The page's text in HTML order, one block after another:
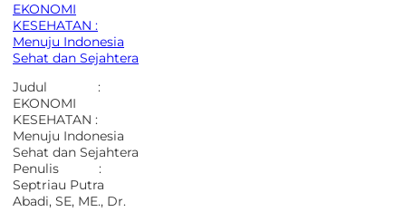
EKONOMI
KESEHATAN :
Menuju Indonesia
Sehat dan Sejahtera
Judul :
EKONOMI
KESEHATAN :
Menuju Indonesia
Sehat dan Sejahtera
Penulis :
Septriau Putra
Abadi, SE, ME., Dr.